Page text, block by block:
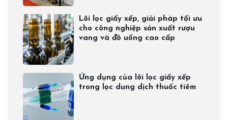
Lõi lọc giấy xếp, giải pháp tối ưu
cho công nghiệp sản xuất rượu
vang và đồ uống cao cấp
Ứng dụng của lõi lọc giấy xếp
trong lọc dung dịch thuốc tiêm